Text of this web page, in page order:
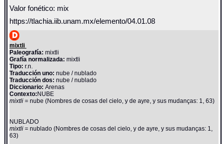
Valor fonético: mix
https://tlachia.iib.unam.mx/elemento/04.01.08
mixtli
Paleografía: mixtli
Grafía normalizada: mixtli
Tipo: r.n.
Traducción uno: nube / nublado
Traducción dos: nube / nublado
Diccionario:Arenas
Contexto:NUBE
mixtli= nube (Nombres de cosas del cielo, y de ayre, y sus mudanças: 1, 63)
NUBLADO
mixtli= nublado (Nombres de cosas del cielo, y de ayre, y sus mudanças: 1,
63)